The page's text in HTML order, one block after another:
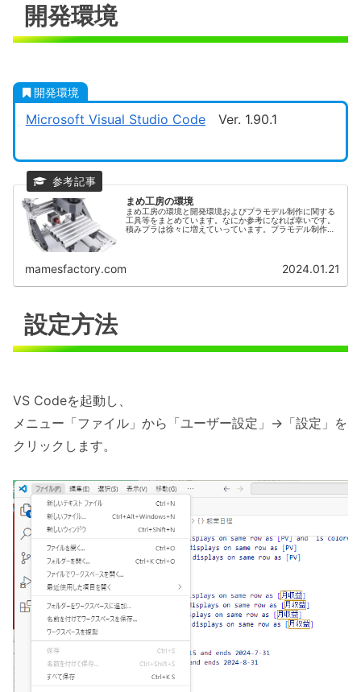
設定方法
開発環境
開発環境
Microsoft Visual Studio CodeVer. 1.90.1
まめ工房の環境
まめ工房の環境と開発環境およびプラモデル制作に関する
工具等をまとめています。なにか参考になれば幸いです。
積みプラは徐々に増えていっています。プラモデル制作自
mamesfactory.com 2024.01.21
設定方法
VS Codeを起動し、
メニュー「ファイル」から「ユーザー設定」→「設定」を
クリックします。